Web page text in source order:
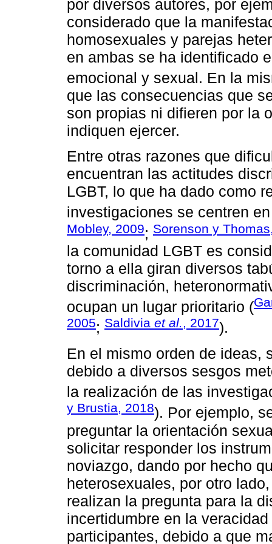
por diversos autores, por
considerado que la
homosexuales y parejas
en ambas se ha identificado
emocional y sexual. En la
que las consecuencias que
son propias ni difieren por la
indiquen ejercer.
Entre otras razones que
encuentran las actitudes
LGBT, lo que ha dado como
investigaciones se centren
Mobley, 2009; Sorenson y
la comunidad LGBT es
torno a ella giran diversos
discriminación,
ocupan un lugar prioritario (
2005; Saldivia et al., 2017).
En el mismo orden de ideas,
debido a diversos sesgos
la realización de las
y Brustia, 2018). Por ejemplo,
preguntar la orientación
solicitar responder los
noviazgo, dando por hecho
heterosexuales, por otro
realizan la pregunta para la
incertidumbre en la
participantes, debido a que